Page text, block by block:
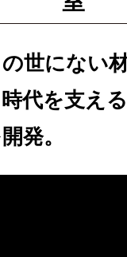
世にない
代を支え
発。